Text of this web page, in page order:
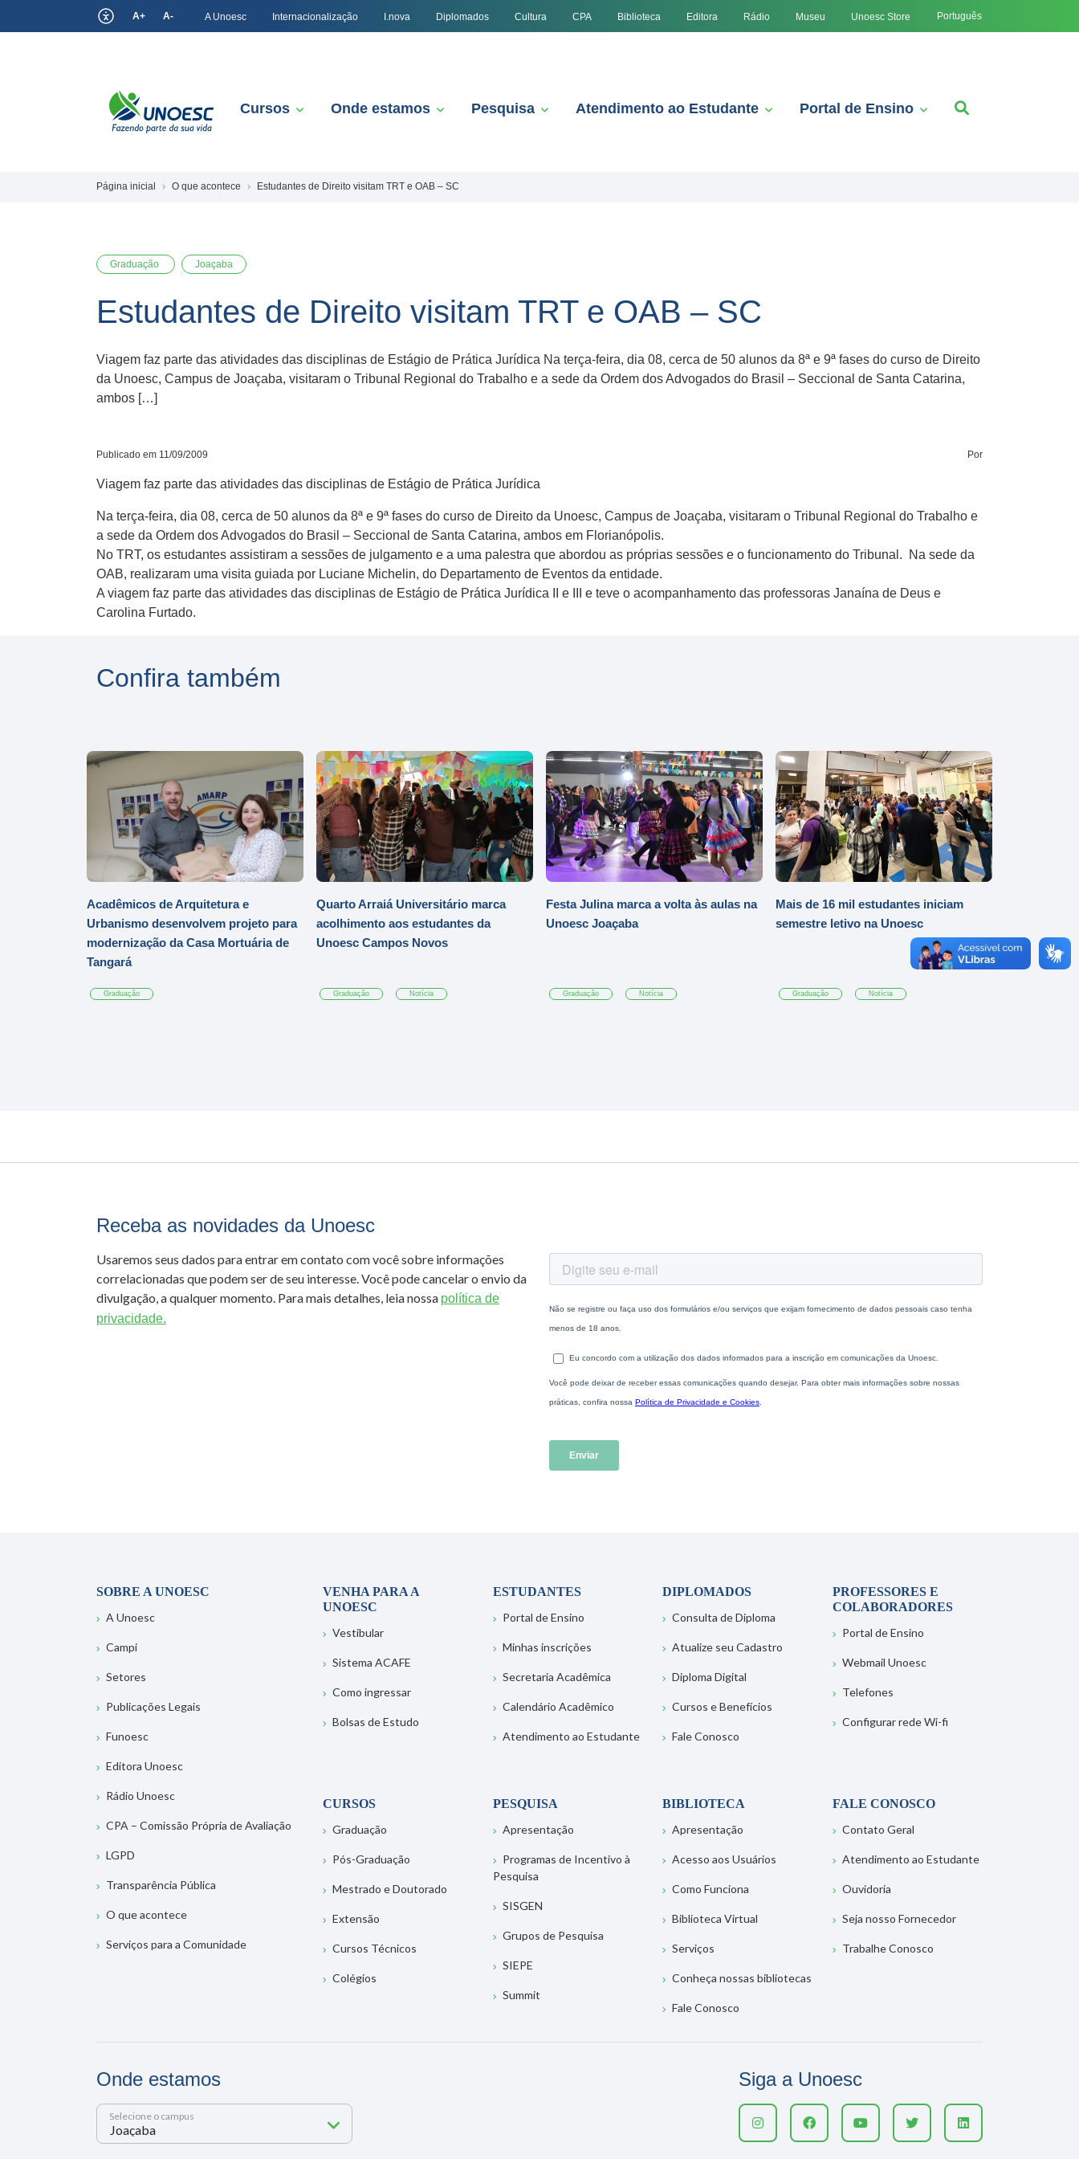
A+ A- A Unoesc Internacionalização I.nova Diplomados Cultura CPA Biblioteca Editora Rádio Museu Unoesc Store Português
Cursos Onde estamos Pesquisa Atendimento ao Estudante Portal de Ensino
Página inicial O que acontece Estudantes de Direito visitam TRT e OAB – SC
Graduação Joaçaba
Estudantes de Direito visitam TRT e OAB – SC
Viagem faz parte das atividades das disciplinas de Estágio de Prática Jurídica Na terça-feira, dia 08, cerca de 50 alunos da 8ª e 9ª fases do curso de Direito
da Unoesc, Campus de Joaçaba, visitaram o Tribunal Regional do Trabalho e a sede da Ordem dos Advogados do Brasil – Seccional de Santa Catarina,
ambos […]
Publicado em 11/09/2009 Por
Viagem faz parte das atividades das disciplinas de Estágio de Prática Jurídica
Na terça-feira, dia 08, cerca de 50 alunos da 8ª e 9ª fases do curso de Direito da Unoesc, Campus de Joaçaba, visitaram o Tribunal Regional do Trabalho e
a sede da Ordem dos Advogados do Brasil – Seccional de Santa Catarina, ambos em Florianópolis.
No TRT, os estudantes assistiram a sessões de julgamento e a uma palestra que abordou as próprias sessões e o funcionamento do Tribunal. Na sede da
OAB, realizaram uma visita guiada por Luciane Michelin, do Departamento de Eventos da entidade.
A viagem faz parte das atividades das disciplinas de Estágio de Prática Jurídica II e III e teve o acompanhamento das professoras Janaína de Deus e
Carolina Furtado.
Confira também
Acadêmicos de Arquitetura e
Urbanismo desenvolvem projeto para
modernização da Casa Mortuária de
Tangará
Graduação
Quarto Arraiá Universitário marca
acolhimento aos estudantes da
Unoesc Campos Novos
Graduação Notícia
Festa Julina marca a volta às aulas na
Unoesc Joaçaba
Graduação Notícia
Mais de 16 mil estudantes iniciam
semestre letivo na Unoesc
Graduação Notícia
Receba as novidades da Unoesc
Usaremos seus dados para entrar em contato com você sobre informações
correlacionadas que podem ser de seu interesse. Você pode cancelar o envio da
divulgação, a qualquer momento. Para mais detalhes, leia nossa política de
privacidade.
SOBRE A UNOESC
A Unoesc
Campi
Setores
Publicações Legais
Funoesc
Editora Unoesc
Rádio Unoesc
CPA – Comissão Própria de Avaliação
LGPD
Transparência Pública
O que acontece
Serviços para a Comunidade
VENHA PARA A
UNOESC
Vestibular
Sistema ACAFE
Como ingressar
Bolsas de Estudo
ESTUDANTES
Portal de Ensino
Minhas inscrições
Secretaria Acadêmica
Calendário Acadêmico
Atendimento ao Estudante
DIPLOMADOS
Consulta de Diploma
Atualize seu Cadastro
Diploma Digital
Cursos e Benefícios
Fale Conosco
PROFESSORES E
COLABORADORES
Portal de Ensino
Webmail Unoesc
Telefones
Configurar rede Wi-fi
CURSOS
Graduação
Pós-Graduação
Mestrado e Doutorado
Extensão
Cursos Técnicos
Colégios
PESQUISA
Apresentação
Programas de Incentivo à
Pesquisa
SISGEN
Grupos de Pesquisa
SIEPE
Summit
BIBLIOTECA
Apresentação
Acesso aos Usuários
Como Funciona
Biblioteca Virtual
Serviços
Conheça nossas bibliotecas
Fale Conosco
FALE CONOSCO
Contato Geral
Atendimento ao Estudante
Ouvidoria
Seja nosso Fornecedor
Trabalhe Conosco
Onde estamos
Selecione o campus
Siga a Unoesc